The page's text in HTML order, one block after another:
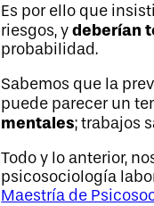
Es por ello que
riesgos, ydeberían
probabilidad.
Sabemos que la
puede parecer un
mentales; trabajos
Todo y lo anterior,
psicosociología
Maestría de